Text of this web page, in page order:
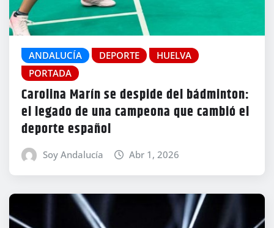
ANDALUCÍA DEPORTE
HUELVA
PORTADA
Carolina Marín se despide del bádminton:
el legado de una campeona que cambió el
deporte español
Soy Andalucía Abr 1, 2026